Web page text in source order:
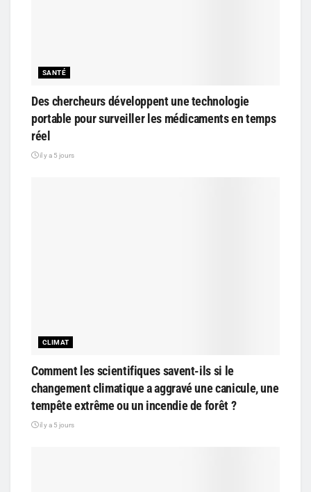
SANTÉ
Des chercheurs développent une technologie
portable pour surveiller les médicaments en temps
réel
il y a 5 jours
CLIMAT
Comment les scientifiques savent-ils si le
changement climatique a aggravé une canicule, une
tempête extrême ou un incendie de forêt ?
il y a 5 jours